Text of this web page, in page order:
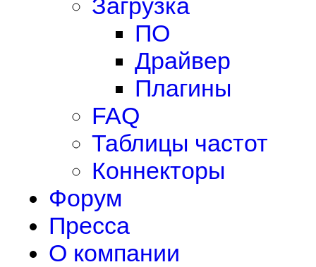
Загрузка
ПО
Драйвер
Плагины
FAQ
Таблицы частот
Коннекторы
Форум
Пресса
О компании